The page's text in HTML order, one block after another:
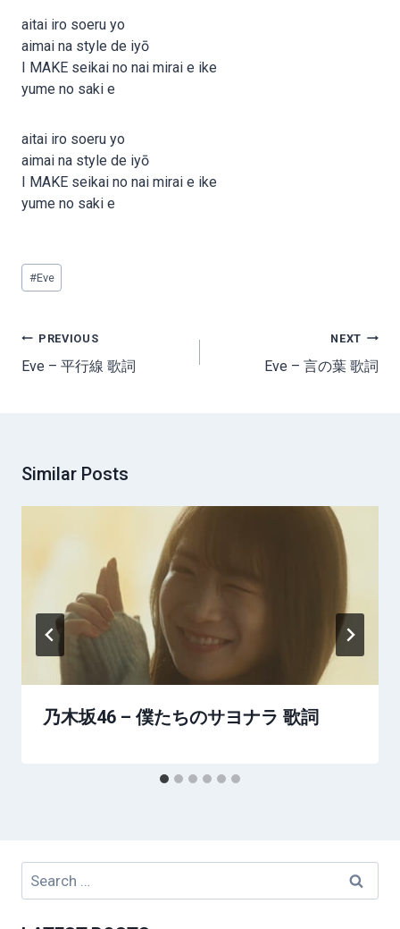
aitai iro soeru yo
aimai na style de iyō
I MAKE seikai no nai mirai e ike
yume no saki e
aitai iro soeru yo
aimai na style de iyō
I MAKE seikai no nai mirai e ike
yume no saki e
Post
Tags:
#Eve
Post
navigation
PREVIOUS
Eve – 平行線 歌詞
NEXT
Eve – 言の葉 歌詞
Similar Posts
乃木坂46 – 僕たちのサヨナラ 歌詞
Search